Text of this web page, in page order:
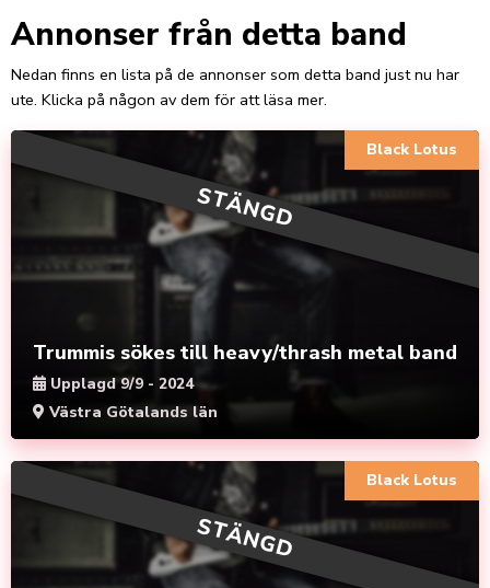
Annonser från detta band
Nedan finns en lista på de annonser som detta band just nu har
ute. Klicka på någon av dem för att läsa mer.
Trummis sökes till heavy/thrash metal band
Upplagd 9/9 - 2024
Västra Götalands län
Black Lotus
STÄNGD
Black Lotus
STÄNGD